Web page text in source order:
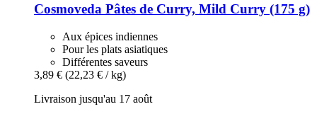
Cosmoveda Pâtes de Curry, Mild Curry (175 g)
Aux épices indiennes
Pour les plats asiatiques
Différentes saveurs
3,89 € (22,23 € / kg)
Livraison jusqu'au 17 août